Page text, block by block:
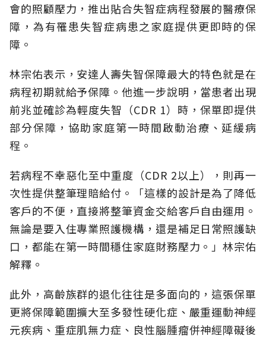
會的照顧壓力，推出貼合失智症病程發展的醫療保
障，為有罹患失智症病患之家庭提供更即時的保
障。
林宗佑表示，安達人壽失智保障最大的特色就是在
病程初期就給予保障。他進一步說明，當患者出現
前兆並確診為輕度失智（CDR 1）時，保單即提供
部分保障，協助家庭第一時間啟動治療、延緩病
程。
若病程不幸惡化至中重度（CDR 2以上），則再一
次性提供整筆理賠給付。「這樣的設計是為了降低
客戶的不便，直接將整筆資金交給客戶自由運用。
無論是要入住專業照護機構，還是補足日常照護缺
口，都能在第一時間穩住家庭財務壓力。」林宗佑
解釋。
此外，高齡族群的退化往往是多面向的，這張保單
更將保障範圍擴大至多發性硬化症、嚴重運動神經
元疾病、重症肌無力症、良性腦腫瘤併神經障礙後